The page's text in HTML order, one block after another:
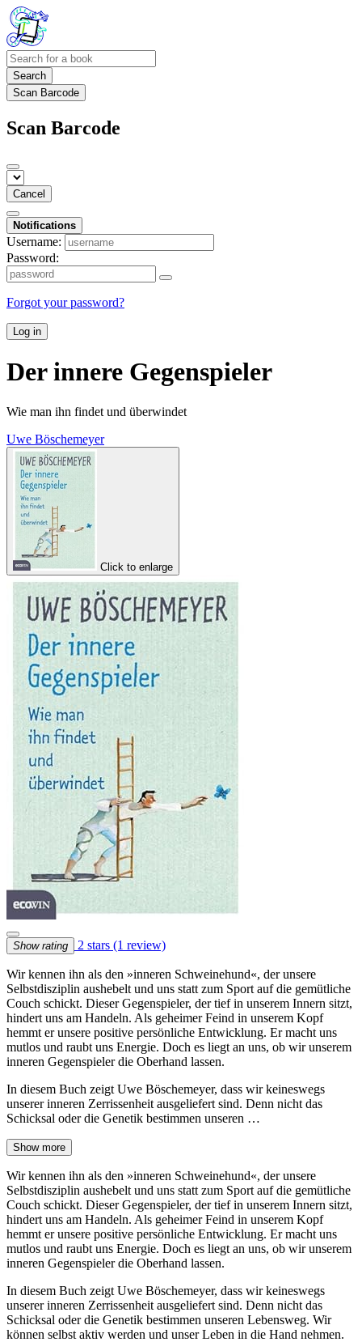
Search
Scan Barcode
Scan Barcode
Cancel
Notifications
Username:
Password:
Forgot your password?
Log in
Der innere Gegenspieler
Wie man ihn findet und überwindet
Uwe Böschemeyer
Click to enlarge
Show rating 2 stars (1 review)
Wir kennen ihn als den »inneren Schweinehund«, der unsere
Selbstdisziplin aushebelt und uns statt zum Sport auf die gemütliche
Couch schickt. Dieser Gegenspieler, der tief in unserem Innern sitzt,
hindert uns am Handeln. Als geheimer Feind in unserem Kopf
hemmt er unsere positive persönliche Entwicklung. Er macht uns
mutlos und raubt uns Energie. Doch es liegt an uns, ob wir unserem
inneren Gegenspieler die Oberhand lassen.
In diesem Buch zeigt Uwe Böschemeyer, dass wir keineswegs
unserer inneren Zerrissenheit ausgeliefert sind. Denn nicht das
Schicksal oder die Genetik bestimmen unseren …
Show more
Wir kennen ihn als den »inneren Schweinehund«, der unsere
Selbstdisziplin aushebelt und uns statt zum Sport auf die gemütliche
Couch schickt. Dieser Gegenspieler, der tief in unserem Innern sitzt,
hindert uns am Handeln. Als geheimer Feind in unserem Kopf
hemmt er unsere positive persönliche Entwicklung. Er macht uns
mutlos und raubt uns Energie. Doch es liegt an uns, ob wir unserem
inneren Gegenspieler die Oberhand lassen.
In diesem Buch zeigt Uwe Böschemeyer, dass wir keineswegs
unserer inneren Zerrissenheit ausgeliefert sind. Denn nicht das
Schicksal oder die Genetik bestimmen unseren Lebensweg. Wir
können selbst aktiv werden und unser Leben in die Hand nehmen.